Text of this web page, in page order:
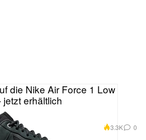
die Nike Air Force 1 Low
erhältlich
3.3K 0